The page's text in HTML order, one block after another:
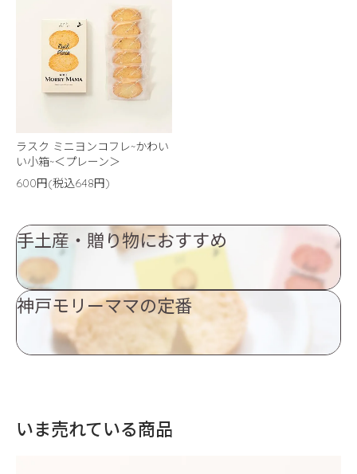
ラスク ミニヨンコフレ~かわい
い小箱~＜プレーン＞
600円(税込648円)
手土産・贈り物におすすめ
神戸モリーママの定番
いま売れている商品